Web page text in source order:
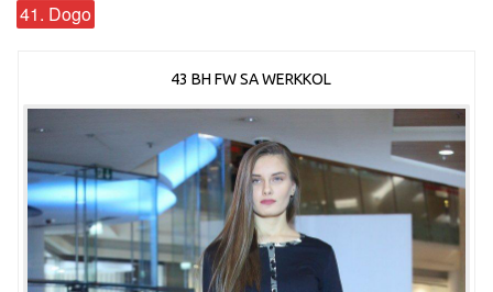
41. Dogo
43 BH FW SA WERKKOL